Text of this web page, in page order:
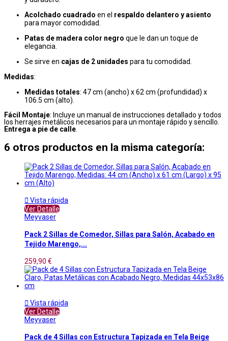
Acolchado cuadrado en el respaldo delantero y asiento
para mayor comodidad.
Patas de madera color negro que le dan un toque de
elegancia.
Se sirve en cajas de 2 unidades para tu comodidad.
Medidas:
Medidas totales: 47 cm (ancho) x 62 cm (profundidad) x
106.5 cm (alto).
Fácil Montaje: Incluye un manual de instrucciones detallado y todos
los herrajes metálicos necesarios para un montaje rápido y sencillo.
Entrega a pie de calle
6 otros productos en la misma categoría:
 Vista rápida
Ver Detalle
Meyvaser
Pack 2 Sillas de Comedor, Sillas para Salón, Acabado en
Tejido Marengo,...
259,90 €
 Vista rápida
Ver Detalle
Meyvaser
Pack de 4 Sillas con Estructura Tapizada en Tela Beige